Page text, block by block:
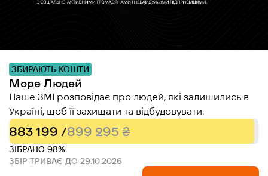
ЗБИРАЮТЬ КОШТИ
Море Людей
Наше ЗМІ розповідає про людей, які залишились в
Україні, щоб її захищати та відбудовувати.
883 199 /899 295 ₴
ЗІБРАНО 98%
ЗБІР ТРИВАЄ ДО 29.10.2026